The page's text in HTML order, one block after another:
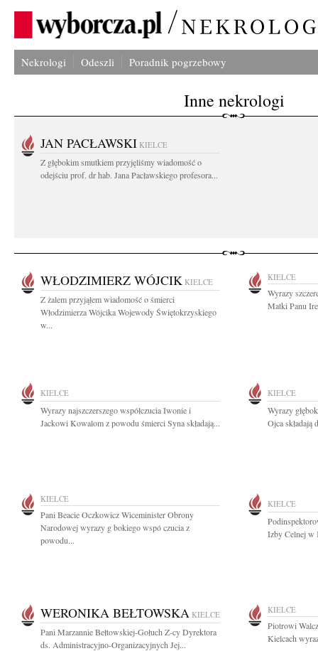
Nekrologi Odeszli Poradnik pogrzebowy
Inne nekrologi
JAN PACŁAWSKI KIELCE
Z głębokim smutkiem przyjęliśmy wiadomość o
odejściu prof. dr hab. Jana Pacławskiego profesora...
WŁODZIMIERZ WÓJCIK KIELCE
Z żalem przyjąłem wiadomość o śmierci
Włodzimierza Wójcika Wojewody Świętokrzyskiego
w...
KIELCE
Wyrazy
Matki Panu
KIELCE
Wyrazy najszczerszego współczucia Iwonie i
Jackowi Kowalom z powodu śmierci Syna składają...
KIELCE
Wyrazy
Ojca
KIELCE
Pani Beacie Oczkowicz Wiceminister Obrony
Narodowej wyrazy g bokiego wspó czucia z
powodu...
KIELCE
Izby Celnej w
WERONIKA BEŁTOWSKA KIELCE
Pani Marzannie Bełtowskiej-Gołuch Z-cy Dyrektora
ds. Administracyjno-Organizacyjnych Jej...
KIELCE
Piotrowi
Kielcach